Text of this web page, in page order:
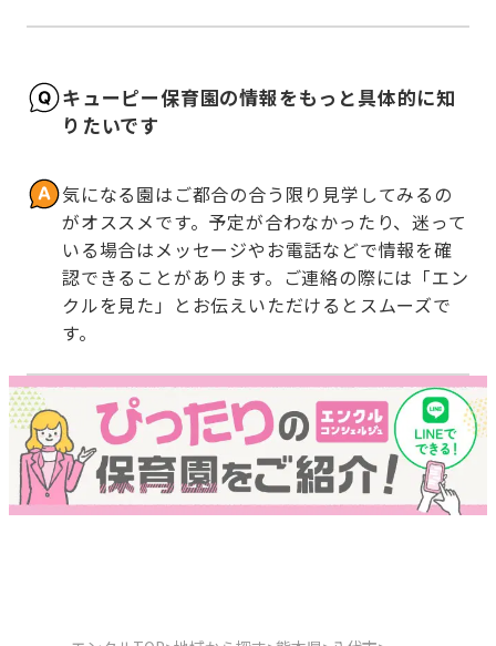
キューピー保育園の情報をもっと具体的に知
りたいです
気になる園はご都合の合う限り見学してみるの
がオススメです。予定が合わなかったり、迷って
いる場合はメッセージやお電話などで情報を確
認できることがあります。ご連絡の際には「エン
クルを見た」とお伝えいただけるとスムーズで
す。